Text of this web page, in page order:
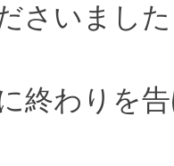
さいまし
終わりを